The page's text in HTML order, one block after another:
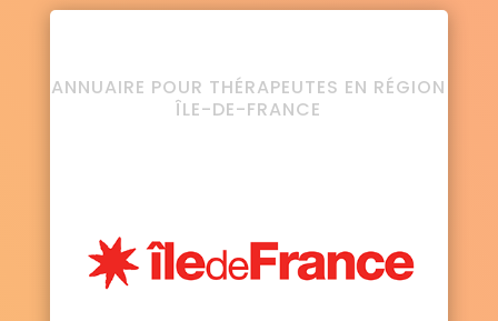
ANNUAIRE POUR THÉRAPEUTES EN RÉGION
ÎLE-DE-FRANCE